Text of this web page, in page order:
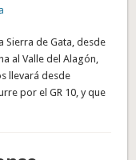
Sierra de Gata, desde
al Valle del Alagón,
llevará desde
por el GR 10, y que